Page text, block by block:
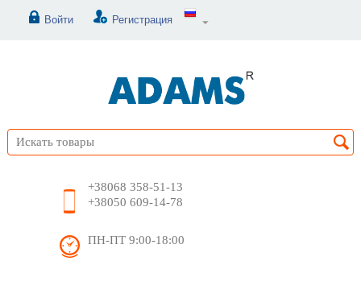
Войти Регистрация
+38068 358-51-13
+38050 609-14-78
ПН-ПТ 9:00-18:00